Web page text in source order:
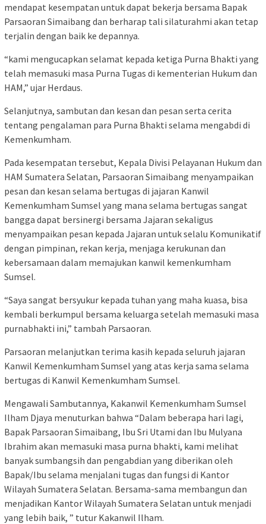
mendapat kesempatan untuk dapat bekerja bersama Bapak
Parsaoran Simaibang dan berharap tali silaturahmi akan tetap
terjalin dengan baik ke depannya.
“kami mengucapkan selamat kepada ketiga Purna Bhakti yang
telah memasuki masa Purna Tugas di kementerian Hukum dan
HAM,” ujar Herdaus.
Selanjutnya, sambutan dan kesan dan pesan serta cerita
tentang pengalaman para Purna Bhakti selama mengabdi di
Kemenkumham.
Pada kesempatan tersebut, Kepala Divisi Pelayanan Hukum dan
HAM Sumatera Selatan, Parsaoran Simaibang menyampaikan
pesan dan kesan selama bertugas di jajaran Kanwil
Kemenkumham Sumsel yang mana selama bertugas sangat
bangga dapat bersinergi bersama Jajaran sekaligus
menyampaikan pesan kepada Jajaran untuk selalu Komunikatif
dengan pimpinan, rekan kerja, menjaga kerukunan dan
kebersamaan dalam memajukan kanwil kemenkumham
Sumsel.
“Saya sangat bersyukur kepada tuhan yang maha kuasa, bisa
kembali berkumpul bersama keluarga setelah memasuki masa
purnabhakti ini,” tambah Parsaoran.
Parsaoran melanjutkan terima kasih kepada seluruh jajaran
Kanwil Kemenkumham Sumsel yang atas kerja sama selama
bertugas di Kanwil Kemenkumham Sumsel.
Mengawali Sambutannya, Kakanwil Kemenkumham Sumsel
Ilham Djaya menuturkan bahwa “Dalam beberapa hari lagi,
Bapak Parsaoran Simaibang, Ibu Sri Utami dan Ibu Mulyana
Ibrahim akan memasuki masa purna bhakti, kami melihat
banyak sumbangsih dan pengabdian yang diberikan oleh
Bapak/Ibu selama menjalani tugas dan fungsi di Kantor
Wilayah Sumatera Selatan. Bersama-sama membangun dan
menjadikan Kantor Wilayah Sumatera Selatan untuk menjadi
yang lebih baik, ” tutur Kakanwil Ilham.